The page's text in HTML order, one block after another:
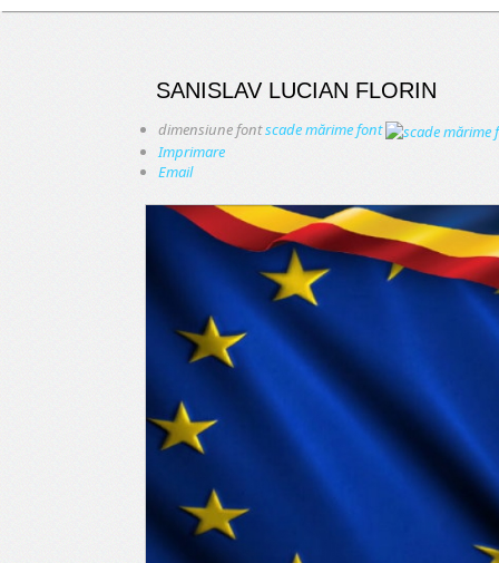
SANISLAV LUCIAN FLORIN
dimensiune fontscade mărime font
Imprimare
Email